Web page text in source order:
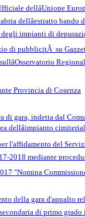
dellâUnione
dellâestratto
impianti di
di pubblicitÃ su
Provincia di Cosenza
di gara, indetta dal
dellâimpianto
del
mediante
"Nomina
della gara d'appalto
di primo